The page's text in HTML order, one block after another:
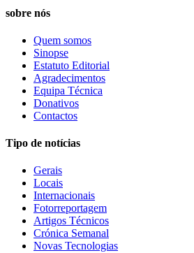
sobre nós
Quem somos
Sinopse
Estatuto Editorial
Agradecimentos
Equipa Técnica
Donativos
Contactos
Tipo de notícias
Gerais
Locais
Internacionais
Fotorreportagem
Artigos Técnicos
Crónica Semanal
Novas Tecnologias